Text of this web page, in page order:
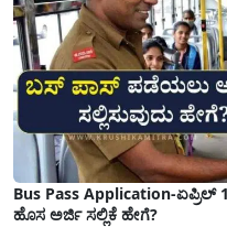
Bus Pass Application-ಏಪ್ರಿಲ್
ಹೊಸ ಅರ್ಜಿ ಸಲ್ಲಿಕೆ ಹೇಗೆ?